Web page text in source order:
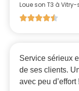
Loue son T3 à
Service sérieux
de ses clients.
avec peu d’effort !